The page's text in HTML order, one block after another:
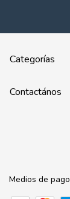
Categorías
Contactános
Medios de pago